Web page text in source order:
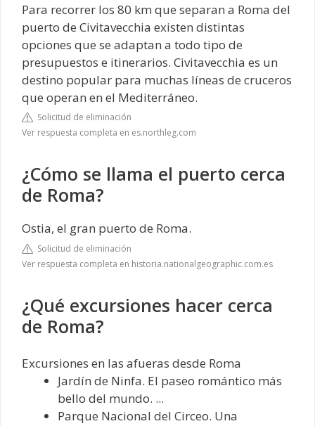
Para recorrer los 80 km que separan a Roma del
puerto de Civitavecchia existen distintas
opciones que se adaptan a todo tipo de
presupuestos e itinerarios. Civitavecchia es un
destino popular para muchas líneas de cruceros
que operan en el Mediterráneo.
Solicitud de eliminación
Ver respuesta completa en es.northleg.com
¿Cómo se llama el puerto cerca
de Roma?
Ostia, el gran puerto de Roma.
Solicitud de eliminación
Ver respuesta completa en historia.nationalgeographic.com.es
¿Qué excursiones hacer cerca
de Roma?
Excursiones en las afueras desde Roma
Jardín de Ninfa. El paseo romántico más
bello del mundo. ...
Parque Nacional del Circeo. Una